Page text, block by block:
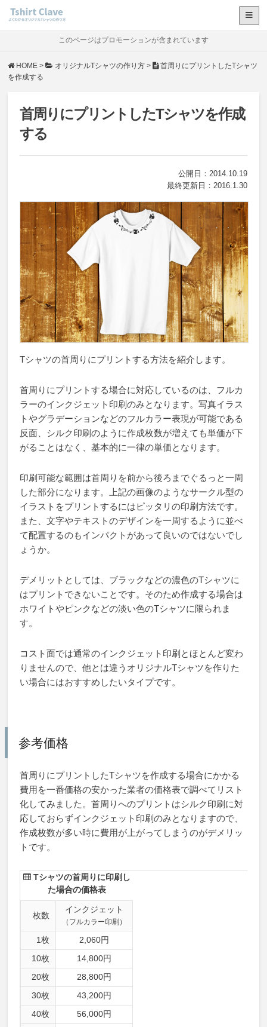
サービス比較表
オリジナルTシャツを作る
クラスTシャツを作る
Tシャツ印刷の基本
このページはプロモーションが含まれています
HOME > オリジナルTシャツの作り方 >
首周りにプリントしたTシャツ
を作成する
首周りにプリントしたTシャツを作成
する
公開日： 2014.10.19
最終更新日： 2016.1.30
Tシャツの首周りにプリントする方法を紹介します。
首周りにプリントする場合に対応しているのは、フルカ
ラーのインクジェット印刷のみとなります。写真イラス
トやグラデーションなどのフルカラー表現が可能である
反面、シルク印刷のように作成枚数が増えても単価が下
がることはなく、基本的に一律の単価となります。
印刷可能な範囲は首周りを前から後ろまでぐるっと一周
した部分になります。上記の画像のようなサークル型の
イラストをプリントするにはピッタリの印刷方法です。
また、文字やテキストのデザインを一周するように並べ
て配置するのもインパクトがあって良いのではないでし
ょうか。
デメリットとしては、ブラックなどの濃色のTシャツに
はプリントできないことです。そのため作成する場合は
ホワイトやピンクなどの淡い色のTシャツに限られま
す。
コスト面では通常のインクジェット印刷とほとんど変わ
りませんので、他とは違うオリジナルTシャツを作りた
い場合にはおすすめしたいタイプです。
参考価格
首周りにプリントしたTシャツを作成する場合にかかる
費用を一番価格の安かった業者の価格表で調べてリスト
化してみました。首周りへのプリントはシルク印刷に対
応しておらずインクジェット印刷のみとなりますので、
作成枚数が多い時に費用が上がってしまうのがデメリッ
トです。
Tシャツの首周りに印刷し
た場合の価格表
枚数
インクジェット
（フルカラー印刷）
1枚 2,060円
10枚 14,800円
20枚 28,800円
30枚 43,200円
40枚 56,000円